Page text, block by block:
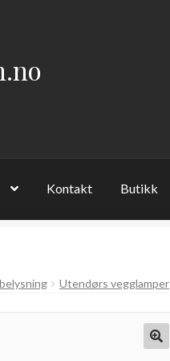
Kontakt Butikk
Utendørs vegglamper